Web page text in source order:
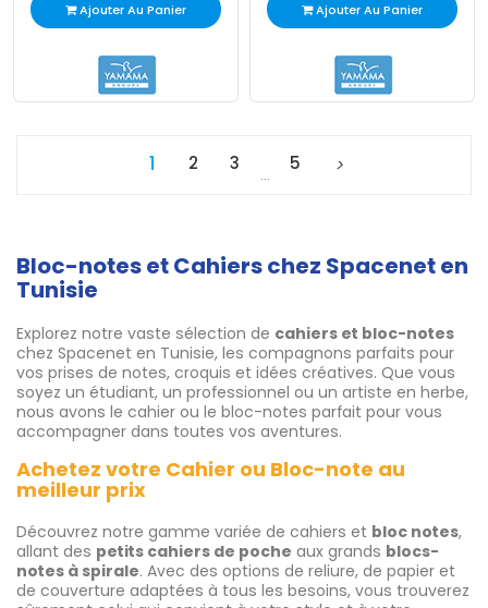
Ajouter Au Panier Ajouter Au Panier
1 2 3
…
5
Bloc-notes et Cahiers chez Spacenet en
Tunisie
Explorez notre vaste sélection de cahiers et bloc-notes
chez Spacenet en Tunisie, les compagnons parfaits pour
vos prises de notes, croquis et idées créatives. Que vous
soyez un étudiant, un professionnel ou un artiste en herbe,
nous avons le cahier ou le bloc-notes parfait pour vous
accompagner dans toutes vos aventures.
Achetez votre Cahier ou Bloc-note au
meilleur prix
Découvrez notre gamme variée de cahiers et bloc notes,
allant des petits cahiers de poche aux grands blocs-
notes à spirale. Avec des options de reliure, de papier et
de couverture adaptées à tous les besoins, vous trouverez